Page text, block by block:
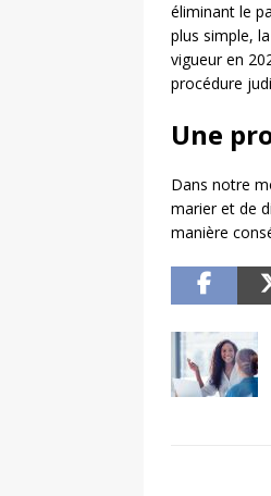
éliminant le
plus simple,
vigueur en
procédure
Une
Dans notre
marier et de
manière